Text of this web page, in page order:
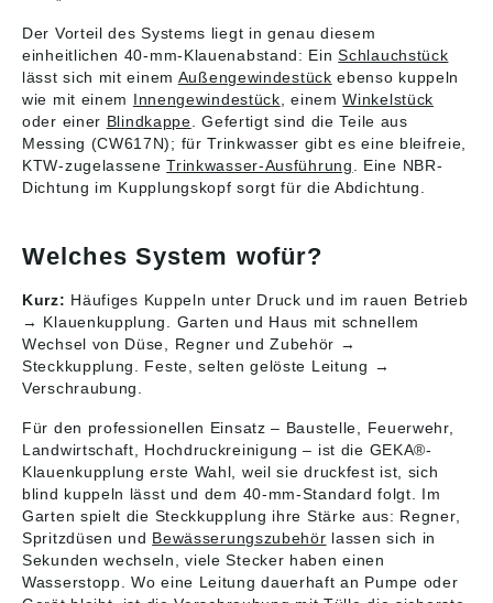
Armaturenfabrik
Oehler GmbH,
Manfred-von-
Ardenne-Allee 27,
71522 Backnang, DE,
info@karasto.de
Der Vorteil des Systems liegt in genau diesem
einheitlichen 40-mm-Klauenabstand: EinSchlauchstück
lässt sich mit einem Außengewindestück ebenso kuppeln
wie mit einem Innengewindestück , einemWinkelstück
oder einer Blindkappe . Gefertigt sind die Teile aus
Messing (CW617N); für Trinkwasser gibt es eine bleifreie,
KTW-zugelasseneTrinkwasser-Ausführung
. Eine NBR-
Dichtung im Kupplungskopf sorgt für die Abdichtung.
Welches System wofür?
Kurz: Häufiges Kuppeln unter Druck und im rauen Betrieb
→ Klauenkupplung. Garten und Haus mit schnellem
Wechsel von Düse, Regner und Zubehör →
Steckkupplung. Feste, selten gelöste Leitung →
Verschraubung.
Für den professionellen Einsatz – Baustelle, Feuerwehr,
Landwirtschaft, Hochdruckreinigung – ist die GEKA®-
Klauenkupplung erste Wahl, weil sie druckfest ist, sich
blind kuppeln lässt und dem 40-mm-Standard folgt. Im
Garten spielt die Steckkupplung ihre Stärke aus: Regner,
Spritzdüsen und Bewässerungszubehör lassen sich in
Sekunden wechseln, viele Stecker haben einen
Wasserstopp. Wo eine Leitung dauerhaft an Pumpe oder